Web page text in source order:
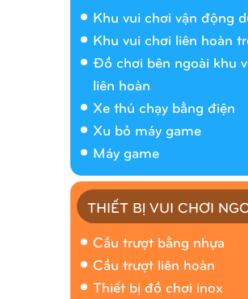
Khu vui chơi vận động
Khu vui chơi liên hoàn
Đồ chơi bên ngoài khu
liên hoàn
Xe thú chạy bằng điện
Xu bỏ máy game
Máy game
THIẾT BỊ VUI CHƠI
Cầu trượt bằng nhựa
Cầu trượt liên hoàn
Thiết bị đồ chơi inox